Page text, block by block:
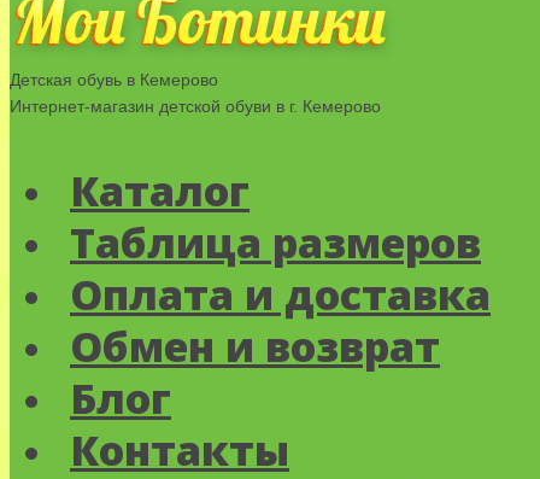
Детская обувь в Кемерово
Интернет-магазин детской обуви в г. Кемерово
Каталог
Таблица размеров
Оплата и доставка
Обмен и возврат
Блог
Контакты